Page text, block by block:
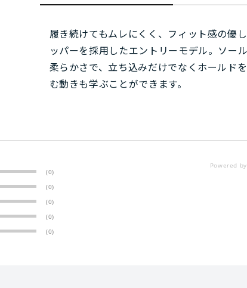
履き続けてもムレにくく、フィット感の優
ッパーを採用したエントリーモデル。ソー
柔らかさで、立ち込みだけでなくホールド
む動きも学ぶことができます。
(0)
(0)
(0)
(0)
(0)